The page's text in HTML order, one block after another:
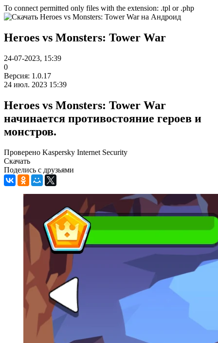
To connect permitted only files with the extension: .tpl or .php
Heroes vs Monsters: Tower War
24-07-2023, 15:39
0
Версия: 1.0.17
24 июл. 2023 15:39
Heroes vs Monsters: Tower War
начинается противостояние героев и
монстров.
Проверено Kaspersky Internet Security
Скачать
Поделись с друзьями